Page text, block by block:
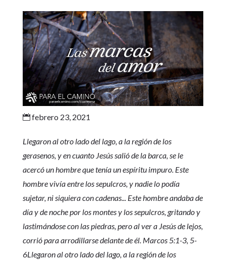
febrero 23, 2021
Llegaron al otro lado del lago, a la región de los
gerasenos, y en cuanto Jesús salió de la barca, se le
acercó un hombre que tenía un espíritu impuro. Este
hombre vivía entre los sepulcros, y nadie lo podía
sujetar, ni siquiera con cadenas... Este hombre andaba de
día y de noche por los montes y los sepulcros, gritando y
lastimándose con las piedras, pero al ver a Jesús de lejos,
corrió para arrodillarse delante de él. Marcos 5:1-3, 5-
6Llegaron al otro lado del lago, a la región de los